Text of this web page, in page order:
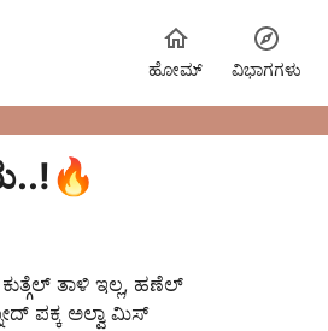
ಹೋಮ್ ವಿಭಾಗಗಳು
ತಾಳಿ ಇಲ್ಲ, ಹಣೆಲ್
ಪಕ್ಕ ಅಲ್ವಾ ಮಿಸ್